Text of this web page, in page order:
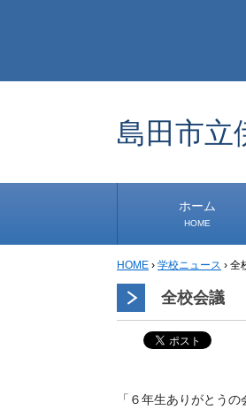
島田市立
ホーム
HOME
HOME › 学校ニュース › 全
全校会議
「６年生ありがとう